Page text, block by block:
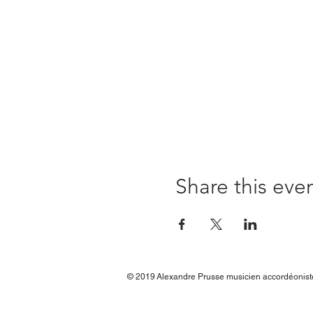
Share this
© 2019Alexandre Prusse musicien